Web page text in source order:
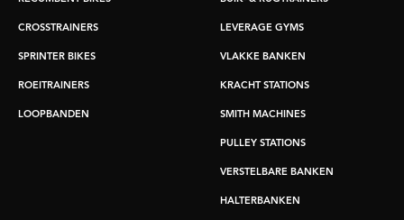
CROSSTRAINERS
SPRINTER BIKES
ROEITRAINERS
LOOPBANDEN
LEVERAGE GYMS
VLAKKE BANKEN
KRACHT STATIONS
SMITH MACHINES
PULLEY STATIONS
VERSTELBARE BANKEN
HALTERBANKEN